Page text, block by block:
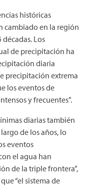
históricas
cambiado en la región
Los
de precipitación ha
diaria
precipitación extrema
los eventos de
y frecuentes”.
diarias también
de los años, lo
eventos
el agua han
de la triple frontera”,
“el sistema de